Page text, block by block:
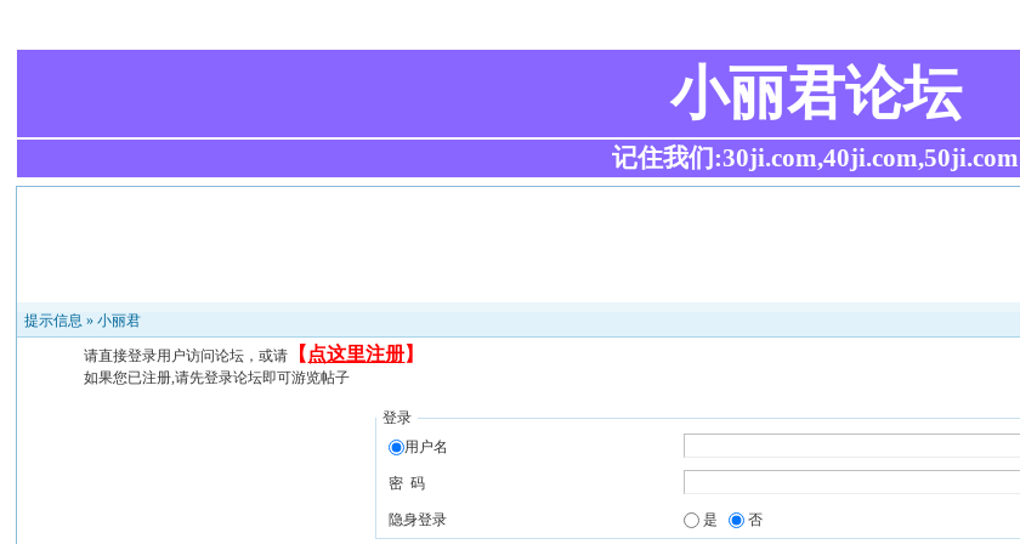
小丽君论坛
记住我们:30ji.com,40ji.com,50ji.com
提示信息 »小丽君
请直接登录用户访问论坛，或请 【 点这里注册】
如果您已注册,请先登录论坛即可游览帖子
登录
用户名
密 码
隐身登录 是 否